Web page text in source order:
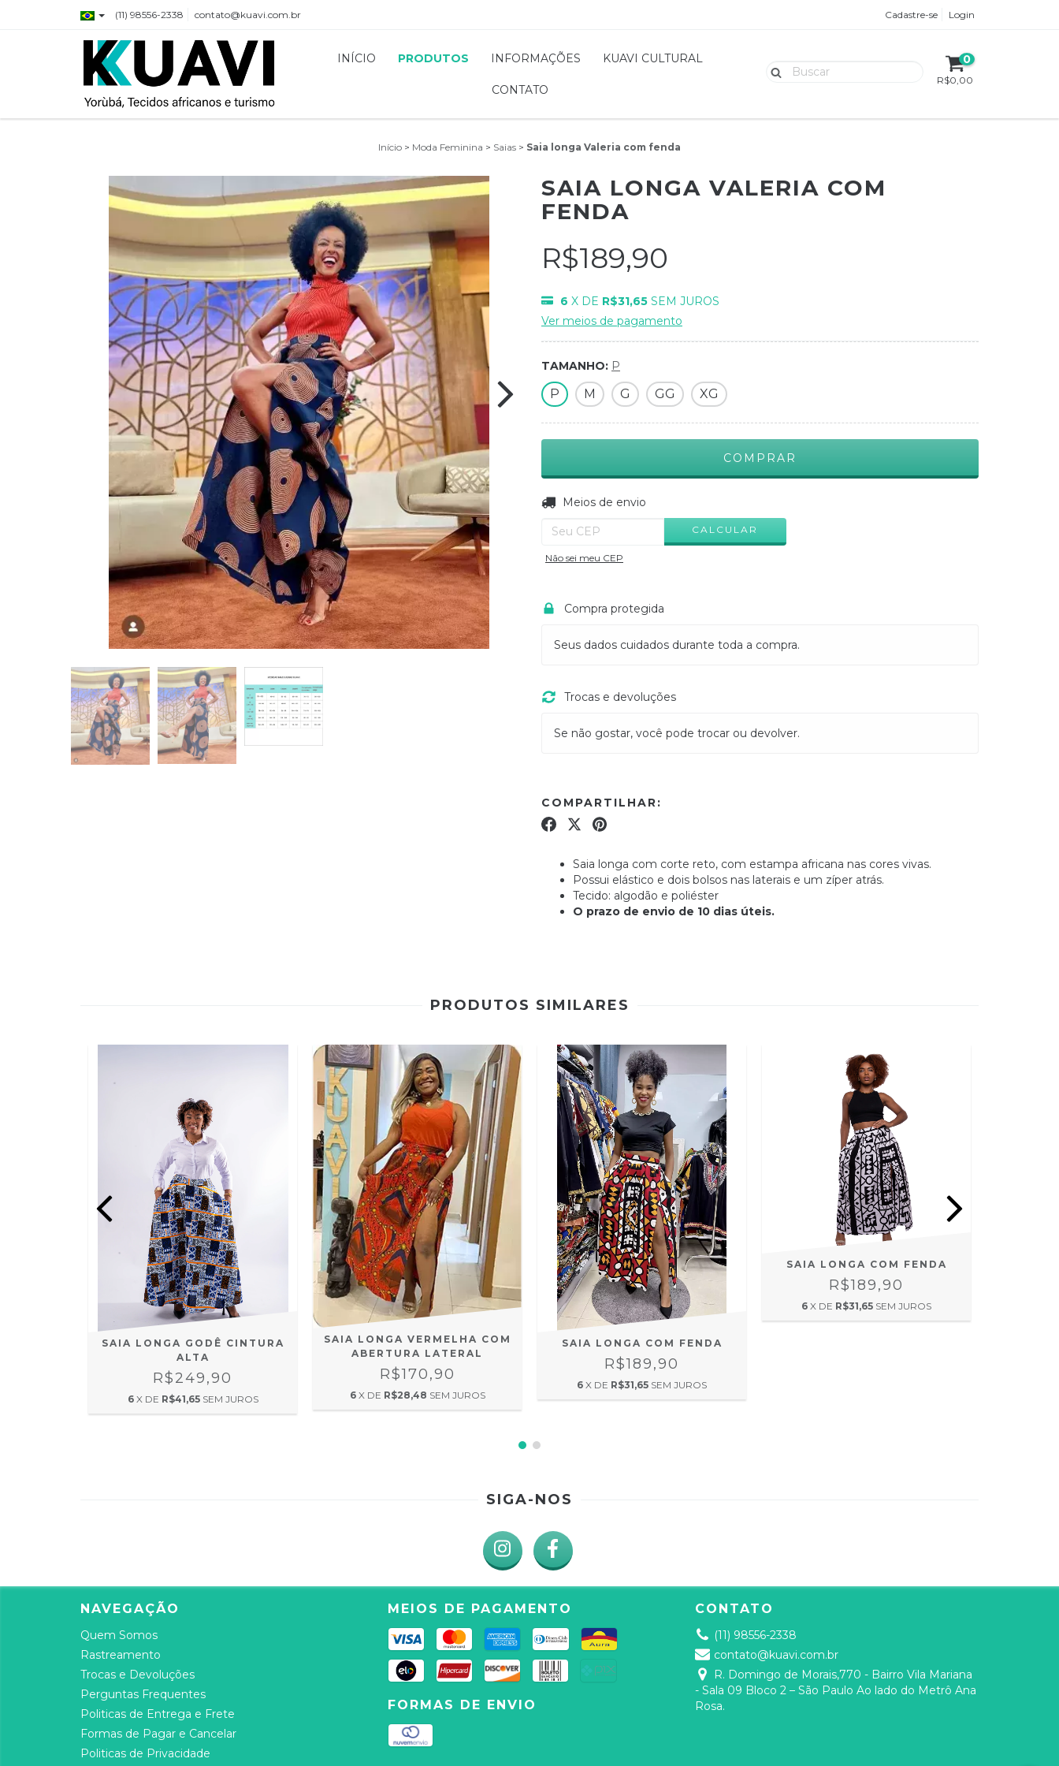
(11) 98556-2338 contato@kuavi.com.br Cadastre-se Login
INÍCIO PRODUTOS INFORMAÇÕES KUAVI CULTURAL
CONTATO
0
R$0,00
Início > Moda Feminina > Saias > Saia longa Valeria com fenda
SAIA LONGA VALERIA COM
FENDA
R$189,90
6 X DE R$31,65 SEM JUROS
Ver meios de pagamento
TAMANHO: P
P M G GG XG
Entregas para o CEP:
Meios de envio
CALCULAR
Não sei meu CEP
Compra protegida
Seus dados cuidados durante toda a compra.
Trocas e devoluções
Se não gostar, você pode trocar ou devolver.
COMPARTILHAR:
Saia longa com corte reto, com estampa africana nas cores vivas.
Possui elástico e dois bolsos nas laterais e um zíper atrás.
Tecido: algodão e poliéster
O prazo de envio de 10 dias úteis.
PRODUTOS SIMILARES
SAIA LONGA GODÊ CINTURA
ALTA
R$249,90
6 X DE R$41,65 SEM JUROS
SAIA LONGA VERMELHA COM
ABERTURA LATERAL
R$170,90
6 X DE R$28,48 SEM JUROS
SAIA LONGA COM FENDA
R$189,90
6 X DE R$31,65 SEM JUROS
SAIA LONGA COM FENDA
R$189,90
6 X DE R$31,65 SEM JUROS
SIGA-NOS
NAVEGAÇÃO
Quem Somos
Rastreamento
Trocas e Devoluções
Perguntas Frequentes
Politicas de Entrega e Frete
Formas de Pagar e Cancelar
Politicas de Privacidade
MEIOS DE PAGAMENTO
FORMAS DE ENVIO
CONTATO
(11) 98556-2338
contato@kuavi.com.br
R. Domingo de Morais,770 - Bairro Vila Mariana
- Sala 09 Bloco 2 – São Paulo Ao lado do Metrô Ana
Rosa.